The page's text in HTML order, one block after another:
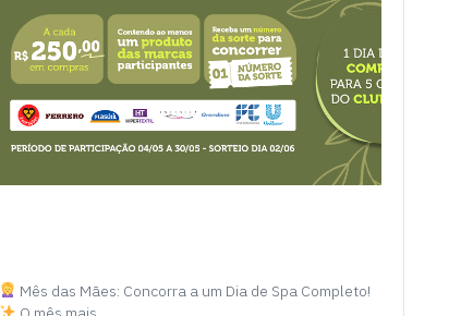
Mês das Mães: Concorra a um Dia de Spa Completo!